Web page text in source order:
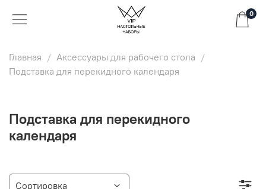
0
Главная
Аксессуары для рабочего стола
Подставка для перекидного календаря
Подставка для перекидного
календаря